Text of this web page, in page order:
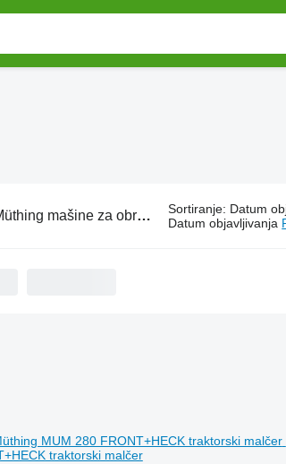
mašine za obradu tla Sortiranje: Datum
Datum objavljivanja
traktorski malčer